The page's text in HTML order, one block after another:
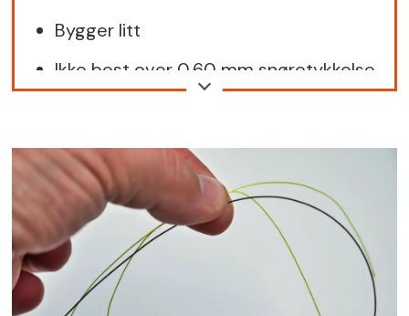
Bygger litt
Ikke best over 0,60 mm snøretykkelse